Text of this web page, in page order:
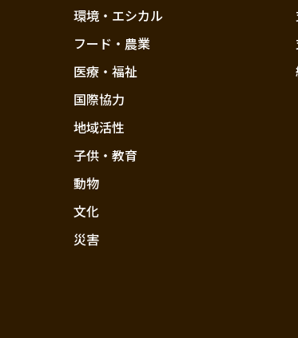
環境・エシカル
フード・農業
医療・福祉
国際協力
地域活性
子供・教育
動物
文化
災害